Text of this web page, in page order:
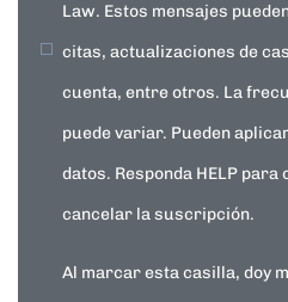
Law. Estos mensajes
citas, actualizaciones de
cuenta, entre otros. La
puede variar. Pueden
datos. Responda HELP para
cancelar la suscripción.
Al marcar esta casilla, doy